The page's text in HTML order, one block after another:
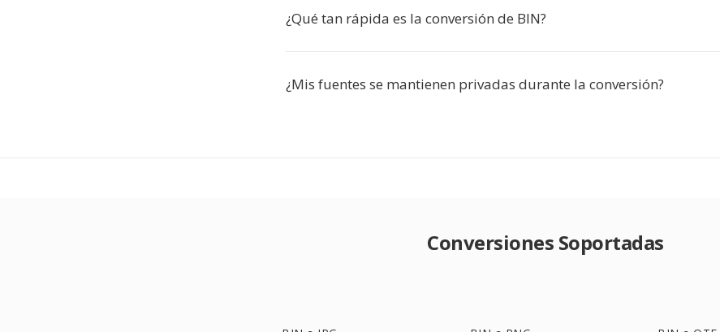
¿Qué tan rápida es la conversión de BIN?
¿Mis fuentes se mantienen privadas durante la conversión?
Conversiones Soportadas